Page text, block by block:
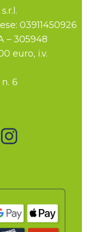
03911450926
– 305948
euro, i.v.
6